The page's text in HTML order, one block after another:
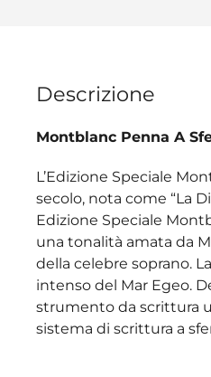
Descrizione
Montblanc Penna A
L’Edizione Speciale
secolo, nota come “La
Edizione Speciale
una tonalità amata da
della celebre soprano.
intenso del Mar Egeo.
strumento da scrittura
sistema di scrittura a